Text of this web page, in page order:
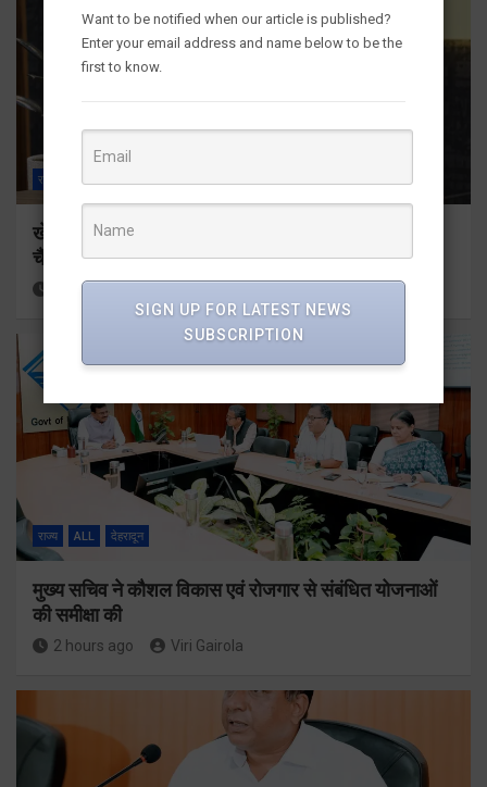
राज्य ALL
खेल महाकुंभ 2026ः 01 सितंबर से सजेगा मुख्यमंत्री
चैंम्पियनशिप ट्रॉफी का मंच
1 hour ago
राज्य ALL देहरादून
मुख्य सचिव ने कौशल विकास एवं रोजगार से संबंधित योजनाओं
की समीक्षा की
2 hours ago Viri Gairola
Want to be notified when our article is published?
Enter your email address and name below to be the
first to know.
SIGN UP FOR LATEST NEWS
SUBSCRIPTION